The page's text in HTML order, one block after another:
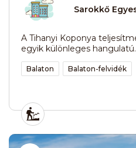
Sarokkő
A Tihanyi Koponya
egyik különleges
Balaton Balaton-felvidék